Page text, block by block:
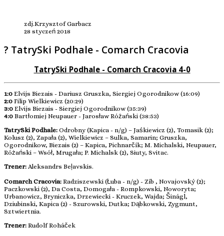
zdj.Krzysztof Garbacz
28 styczeń 2018
? TatrySki Podhale - Comarch Cracovia
TatrySki Podhale - Comarch Cracovia 4-0
1:0 Elvijs Biezais - Dariusz Gruszka, Siergiej Ogorodnikow (16:09)
2:0 Filip Wielkiewicz (20:29)
3:0 Elvijs Biezais - Siergiej Ogorodnikow (35:39)
4:0 Bartłomiej Neupauer - Jarosław Różański (38:53)
TatrySki Podhale: Odrobny (Kapica - n/g) – Jaśkiewicz (2), Tomasik (2);
Kolusz (2), Zapała (2), Wielkiewicz – Sulka, Samarin; Gruszka,
Ogorodnikow, Biezais (2) – Kapica, Pichnarčík; M. Michalski, Neupauer,
Różański – Wsół, Mrugała; P. Michalsk (2), Siuty, Svitac.
Trener: Aleksandrs Beļavskis.
Comarch Cracovia: Radziszewski (Łuba - n/g) - Zíb , Novajovský (2);
Paczkowski (2), Da Costa, Domogała - Rompkowski, Noworyta;
Urbanowicz, Bryniczka, Drzewiecki - Kruczek, Wajda; Šinágl,
Dziubinski, Kapica (2) - Szurowski, Dutka; Dąbkowski, Zygmunt,
Sztwiertnia.
Trener: Rudolf Roháček